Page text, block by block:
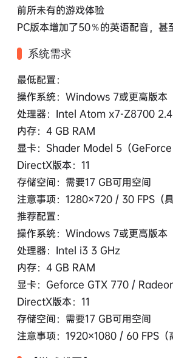
前所未有的游戏体验
PC版本增加了50％的英语配音，甚
系统需求
最低配置：
操作系统：Windows 7或更高版本
处理器：Intel Atom x7-Z8700
内存：4 GB RAM
显卡：Shader Model 5（
DirectX版本：11
存储空间：需要17 GB可用空间
注意事项：1280×720 / 30 FPS（具
推荐配置：
操作系统：Windows 7或更高版本
处理器：Intel i3 3 GHz
内存：4 GB RAM
显卡：Geforce GTX 770 /
DirectX版本：11
存储空间：需要17 GB可用空间
注意事项：1920×1080 / 60 FPS（